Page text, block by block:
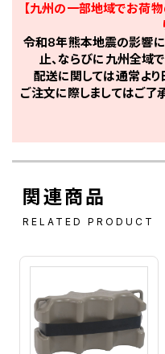
【九州の一部地域でお荷
令和8年熊本地震の影響
止、ならびに九州全域
配送に関しては通常より
ご注文に際しましてはご了
関連商品
RELATED PRODUCT